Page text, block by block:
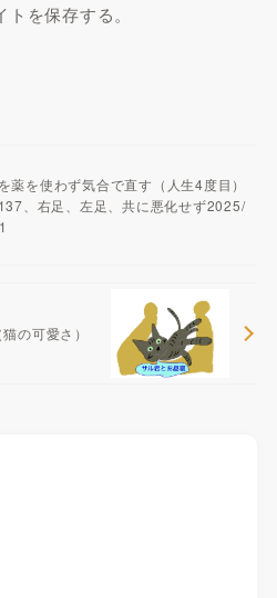
を保存する。
薬を使わず気合で直す（人生4度目）
、右足、左足、共に悪化せず2025/
の可愛さ）